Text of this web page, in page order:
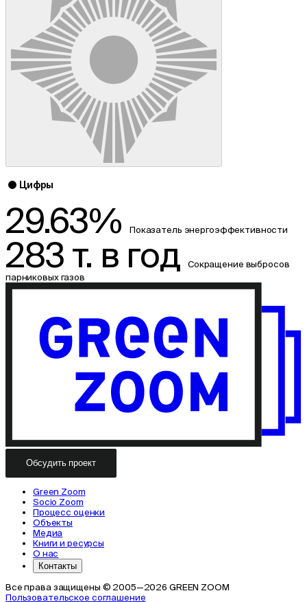
Цифры
29.63% Показатель энергоэффективности
283 т. в год
Сокращение выбросов
парниковых газов
Обсудить проект
Green Zoom
Socio Zoom
Процесс оценки
Объекты
Медиа
Книги и ресурсы
О нас
Контакты
Все права защищены © 2005—2026 GREEN ZOOM
Пользовательское соглашение